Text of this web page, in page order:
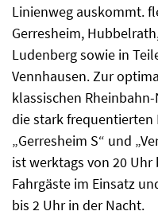
Linienweg auskommt.
Gerresheim,
Ludenberg sowie in
Vennhausen. Zur
klassischen
die stark frequentierten
„Gerresheim S“ und
ist werktags von 20
Fahrgäste im Einsatz
bis 2 Uhr in der Nacht.